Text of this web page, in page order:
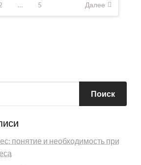
… 5 Далее
Поиск
понятие и необходимость при